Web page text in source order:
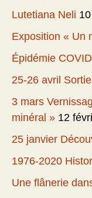
Lutetiana Neli
Exposition « Un
Épidémie
25-26 avril
3 mars
minéral » 12
25 janvier
1976-2020
Une flânerie